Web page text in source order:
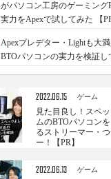
がパソコン工房のゲーミン
実力をApexで試してみた 【PR
Apexプレデター・Lightも大
BTOパソコンの実力を検証し
2022.06.15 ゲーム
見た目良し！スペ
ムのBTOパソコン
るストリーマー・
ー！【PR】
2022.06.13 ゲーム